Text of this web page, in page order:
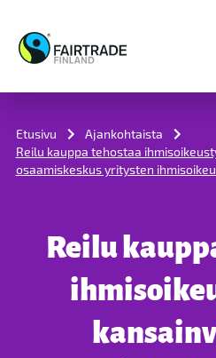
Etusivu
Ajankohtaista
Reilu kauppa tehostaa
osaamiskeskus yritysten
Reilu